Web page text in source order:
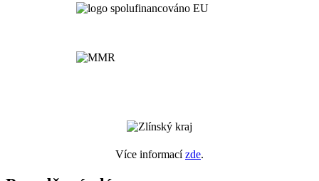
Více informacízde.